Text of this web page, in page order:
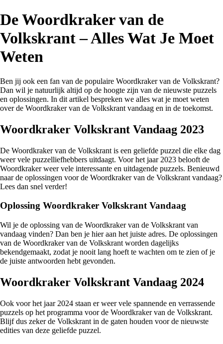
De Woordkraker van de
Volkskrant – Alles Wat Je Moet
Weten
Ben jij ook een fan van de populaire Woordkraker van de Volkskrant?
Dan wil je natuurlijk altijd op de hoogte zijn van de nieuwste puzzels
en oplossingen. In dit artikel bespreken we alles wat je moet weten
over de Woordkraker van de Volkskrant vandaag en in de toekomst.
Woordkraker Volkskrant Vandaag 2023
De Woordkraker van de Volkskrant is een geliefde puzzel die elke dag
weer vele puzzelliefhebbers uitdaagt. Voor het jaar 2023 belooft de
Woordkraker weer vele interessante en uitdagende puzzels. Benieuwd
naar de oplossingen voor de Woordkraker van de Volkskrant vandaag?
Lees dan snel verder!
Oplossing Woordkraker Volkskrant Vandaag
Wil je de oplossing van de Woordkraker van de Volkskrant van
vandaag vinden? Dan ben je hier aan het juiste adres. De oplossingen
van de Woordkraker van de Volkskrant worden dagelijks
bekendgemaakt, zodat je nooit lang hoeft te wachten om te zien of je
de juiste antwoorden hebt gevonden.
Woordkraker Volkskrant Vandaag 2024
Ook voor het jaar 2024 staan er weer vele spannende en verrassende
puzzels op het programma voor de Woordkraker van de Volkskrant.
Blijf dus zeker de Volkskrant in de gaten houden voor de nieuwste
edities van deze geliefde puzzel.